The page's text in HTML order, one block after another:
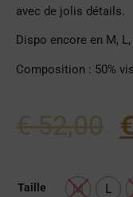
avec de jolis détails.
Dispo encore en M,
Composition : 50%
€52,00 €
Taille M L